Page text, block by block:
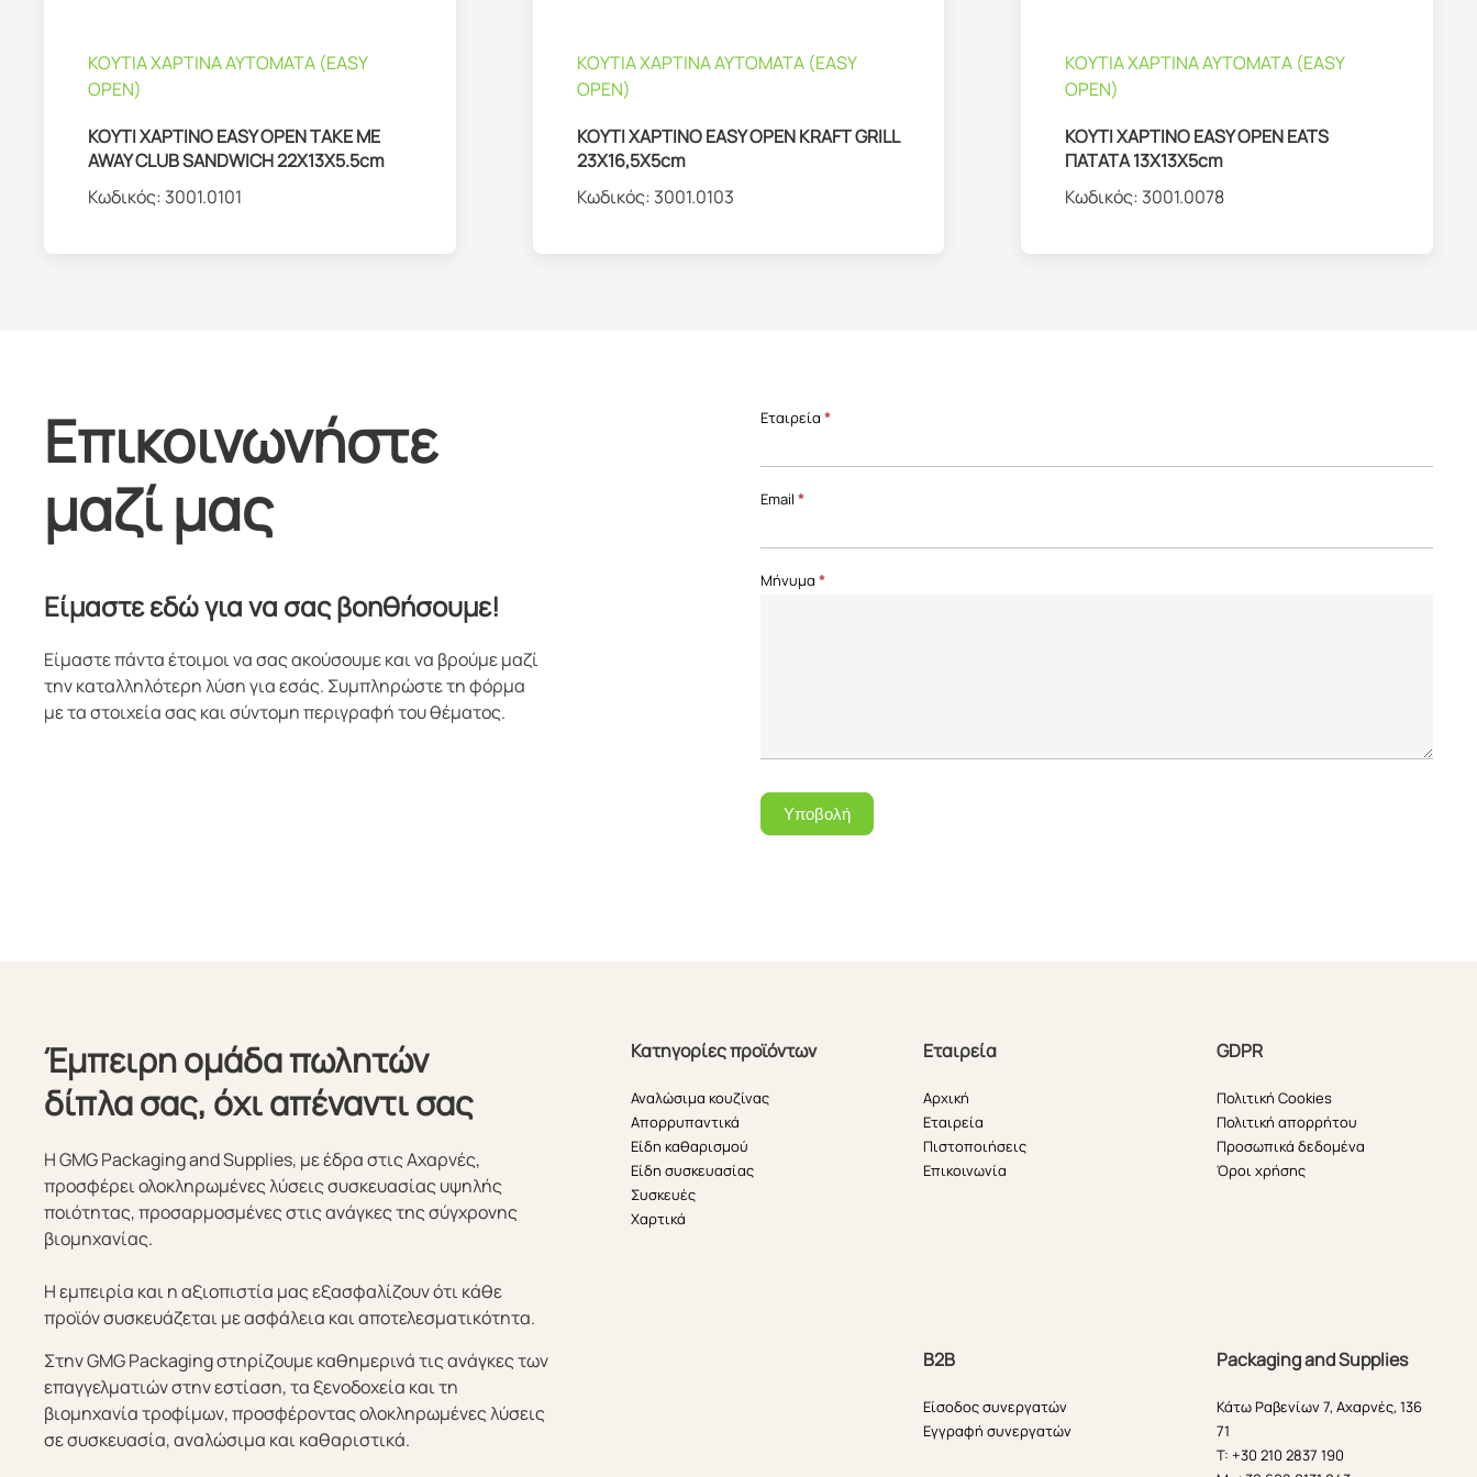
ΚΟΥΤΙΑ ΧΑΡΤΙΝΑ ΑΥΤΟΜΑΤΑ (EASY
OPEN)
ΚΟΥΤΙ ΧΑΡΤΙΝΟ EASY OPEN TAKE ME
AWAY CLUB SANDWICH 22X13X5.5cm
Κωδικός: 3001.0101
ΚΟΥΤΙΑ ΧΑΡΤΙΝΑ ΑΥΤΟΜΑΤΑ (EASY
OPEN)
ΚΟΥΤΙ ΧΑΡΤΙΝΟ EASY OPEN KRAFT GRILL
23X16,5X5cm
Κωδικός: 3001.0103
ΚΟΥΤΙΑ ΧΑΡΤΙΝΑ ΑΥΤΟΜΑΤΑ (EASY
OPEN)
ΚΟΥΤΙ ΧΑΡΤΙΝΟ EASY OPEN EATS
ΠΑΤΑΤΑ 13Χ13Χ5cm
Κωδικός: 3001.0078
Επικοινωνήστε
μαζί μας
Είμαστε εδώ για να σας βοηθήσουμε!
Είμαστε πάντα έτοιμοι να σας ακούσουμε και να βρούμε μαζί
την καταλληλότερη λύση για εσάς. Συμπληρώστε τη φόρμα
με τα στοιχεία σας και σύντομη περιγραφή του θέματος.
Επικοινωνία
Page
Εταιρεία *
Email *
Μήνυμα *
Υποβολή
Έμπειρη ομάδα πωλητών
δίπλα σας, όχι απέναντι σας
Η GMG Packaging and Supplies, με έδρα στις Αχαρνές,
προσφέρει ολοκληρωμένες λύσεις συσκευασίας υψηλής
ποιότητας, προσαρμοσμένες στις ανάγκες της σύγχρονης
βιομηχανίας.
Η εμπειρία και η αξιοπιστία μας εξασφαλίζουν ότι κάθε
προϊόν συσκευάζεται με ασφάλεια και αποτελεσματικότητα.
Κατηγορίες προϊόντων
Αναλώσιμα κουζίνας
Απορρυπαντικά
Είδη καθαρισμού
Είδη συσκευασίας
Συσκευές
Χαρτικά
Εταιρεία
Αρχική
Εταιρεία
Πιστοποιήσεις
Επικοινωνία
GDPR
Πολιτική Cookies
Πολιτική απορρήτου
Προσωπικά δεδομένα
Όροι χρήσης
Στην GMG Packaging στηρίζουμε καθημερινά τις ανάγκες των
επαγγελματιών στην εστίαση, τα ξενοδοχεία και τη
βιομηχανία τροφίμων, προσφέροντας ολοκληρωμένες λύσεις
σε συσκευασία, αναλώσιμα και καθαριστικά.
B2B
Είσοδος συνεργατών
Εγγραφή συνεργατών
Packaging and Supplies
Κάτω Ραβενίων 7, Αχαρνές, 136
71
T: +30 210 2837 190